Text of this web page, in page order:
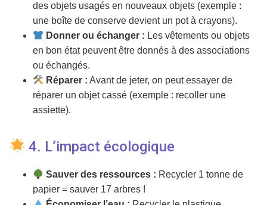
des objets usagés en nouveaux objets (exemple :
une boîte de conserve devient un pot à crayons).
Donner ou échanger : Les vêtements ou objets
en bon état peuvent être donnés à des associations
ou échangés.
Réparer : Avant de jeter, on peut essayer de
réparer un objet cassé (exemple : recoller une
assiette).
4. L’impact écologique
Sauver des ressources : Recycler 1 tonne de
papier = sauver 17 arbres !